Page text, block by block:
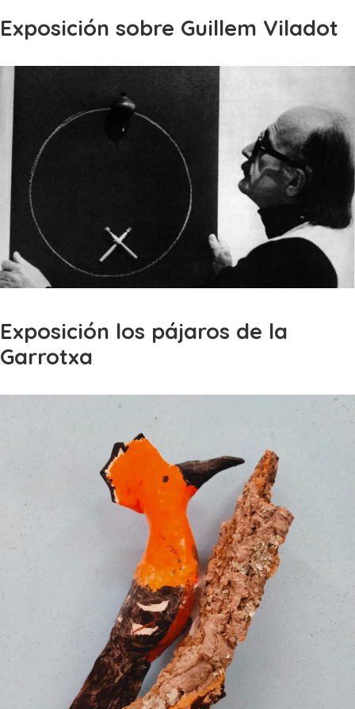
Exposición sobre Guillem Viladot
Exposición los pájaros de la
Garrotxa